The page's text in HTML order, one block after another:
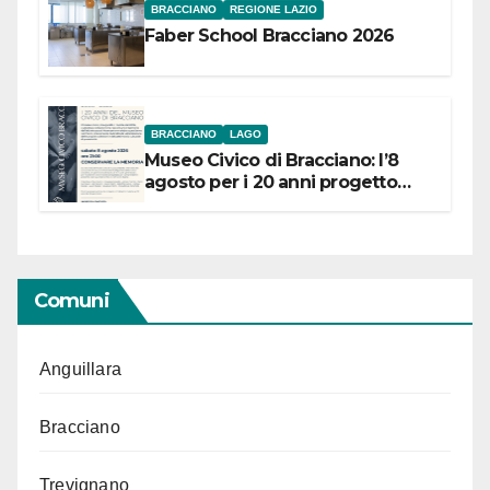
BRACCIANO REGIONE LAZIO
Faber School Bracciano 2026
BRACCIANO LAGO
Museo Civico di Bracciano: l’8
agosto per i 20 anni progetto
Comuni
Anguillara
Bracciano
Trevignano